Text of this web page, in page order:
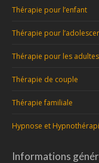
Thérapie pour l’enfant
Thérapie pour
Thérapie pour les adultes
Thérapie de couple
Thérapie familiale
Hypnose et
Informations